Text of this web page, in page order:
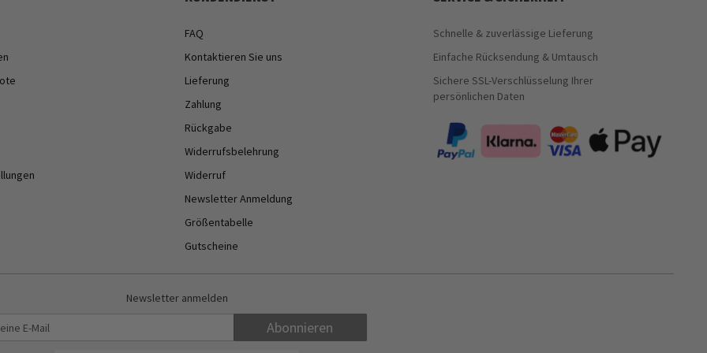
FAQ
Kontaktieren Sie uns
Lieferung
Zahlung
Rückgabe
Widerrufsbelehrung
Widerruf
Newsletter Anmeldung
Größentabelle
Gutscheine
Schnelle & zuverlässige Lieferung
Einfache Rücksendung & Umtausch
Sichere SSL-Verschlüsselung Ihrer
persönlichen Daten
Newsletter anmelden
Abonnieren